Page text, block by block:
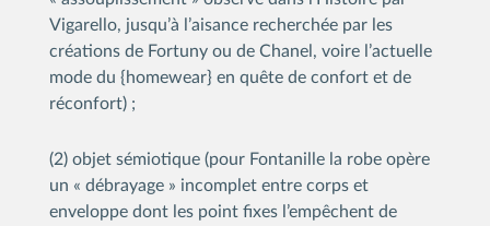
Vigarello, jusqu’à l’aisance recherchée par les
créations de Fortuny ou de Chanel, voire l’actuelle
mode du {homewear} en quête de confort et de
réconfort) ;
(2) objet sémiotique (pour Fontanille la robe opère
un « débrayage » incomplet entre corps et
enveloppe dont les point fixes l’empêchent de